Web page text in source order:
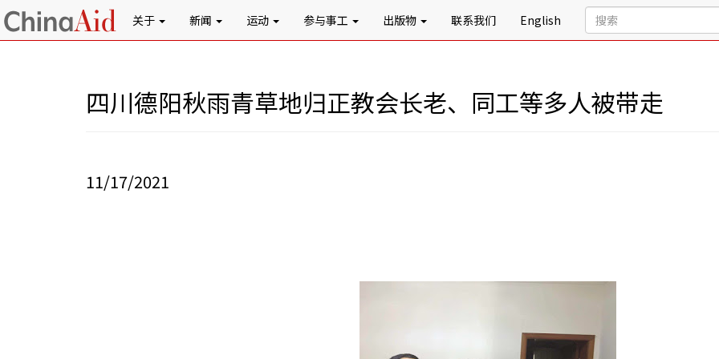
关于 新闻 运动 参与事工 出版物 联系我们 English
四川德阳秋雨青草地归正教会长老、同工等多人被带走
11/17/2021